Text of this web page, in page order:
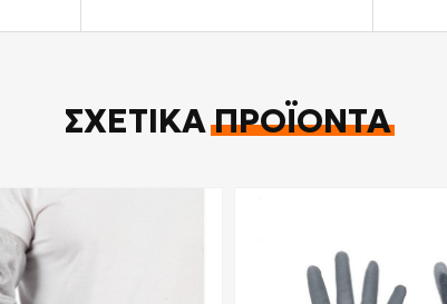
ΣΧΕΤΙΚΆΠΡΟΪΌΝΤΑ